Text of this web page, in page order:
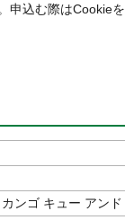
申込む際はCookie
ンゴ キュー アン